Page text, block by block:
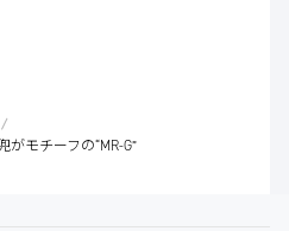
モチーフの“MR-G”